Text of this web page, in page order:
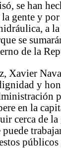
se han
gente y
a
se
de la
Xavier
y
en la
cerca de
puede